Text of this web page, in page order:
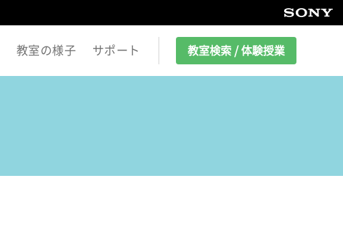
教室の様子 サポート 教室検索 / 体験授業